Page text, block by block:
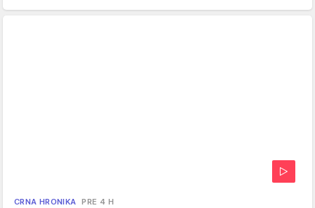
CRNA HRONIKA PRE 4 H